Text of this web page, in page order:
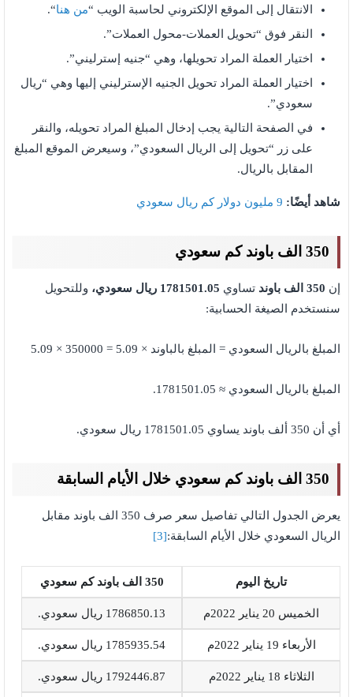
الانتقال إلى الموقع الإلكتروني لحاسبة الويب “من هنا“.
النقر فوق “تحويل العملات-محول العملات”.
اختيار العملة المراد تحويلها، وهي “جنيه إسترليني”.
اختيار العملة المراد تحويل الجنيه الإسترليني إليها وهي “ريال
سعودي”.
في الصفحة التالية يجب إدخال المبلغ المراد تحويله، والنقر
على زر “تحويل إلى الريال السعودي”، وسيعرض الموقع المبلغ
المقابل بالريال.
شاهد أيضًا: 9 مليون دولار كم ريال سعودي
350 الف باوند كم سعودي
إن 350 الف باوند تساوي 1781501.05 ريال سعودي،
وللتحويل
سنستخدم الصيغة الحسابية:
المبلغ بالريال السعودي = المبلغ بالباوند × 5.09 = 350000 × 5.09
المبلغ بالريال السعودي ≈ 1781501.05.
أي أن 350 ألف باوند يساوي 1781501.05 ريال سعودي.
350 الف باوند كم سعودي خلال الأيام السابقة
يعرض الجدول التالي تفاصيل سعر صرف 350 الف باوند مقابل
الريال السعودي خلال الأيام السابقة:[3]
تاريخ اليوم 350 الف باوند كم سعودي
الخميس 20 يناير 2022م 1786850.13 ريال سعودي.
الأربعاء 19 يناير 2022م 1785935.54 ريال سعودي.
الثلاثاء 18 يناير 2022م 1792446.87 ريال سعودي.